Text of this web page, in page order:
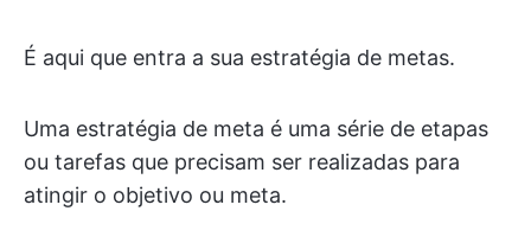
É aqui que entra a sua estratégia de metas.
Uma estratégia de meta é uma série de etapas
ou tarefas que precisam ser realizadas para
atingir o objetivo ou meta.